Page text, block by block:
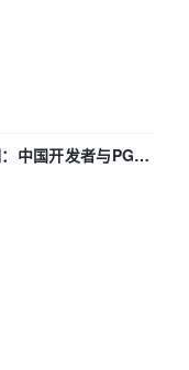
中国开发者与PG内